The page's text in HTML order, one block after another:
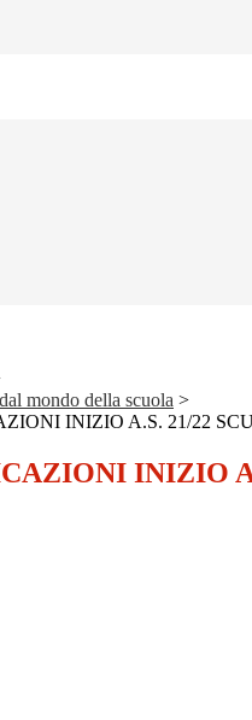
mondo della scuola >
INIZIO A.S. 21/22
INIZIO